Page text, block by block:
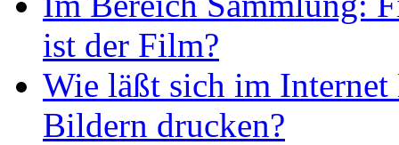
ist der Film?
Wie läßt sich im
Bildern drucken?